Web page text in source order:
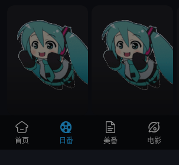
Fate_Grand Carnival 这爱情有点奇怪
首页 日番 美番 电影